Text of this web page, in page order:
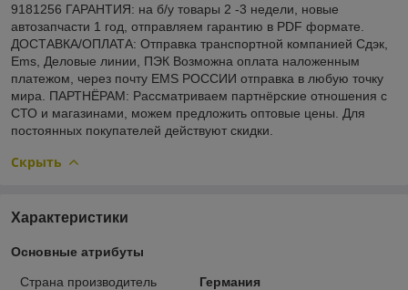
9181256 ГАРАНТИЯ: на б/у товары 2 -3 недели, новые
автозапчасти 1 год, отправляем гарантию в PDF формате.
ДОСТАВКА/ОПЛАТА: Отправка транспортной компанией Сдэк,
Ems, Деловые линии, ПЭК Возможна оплата наложенным
платежом, через почту EMS РОССИИ отправка в любую точку
мира. ПАРТНЁРАМ: Рассматриваем партнёрские отношения с
СТО и магазинами, можем предложить оптовые цены. Для
постоянных покупателей действуют скидки.
Скрыть
Характеристики
Основные атрибуты
Страна производитель Германия